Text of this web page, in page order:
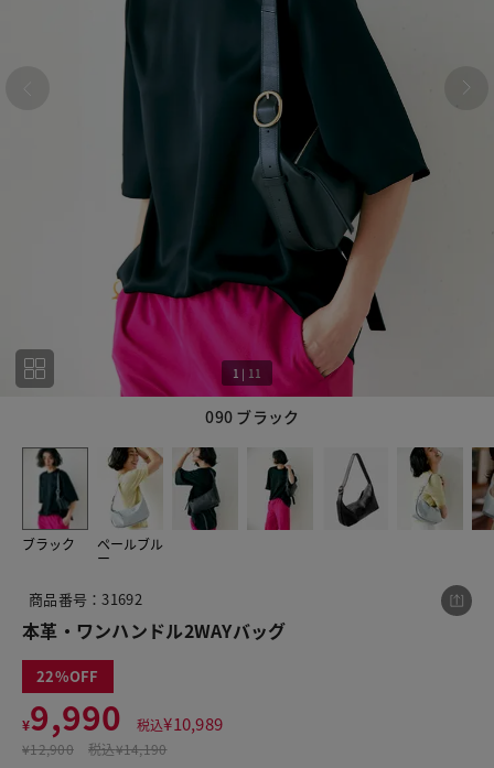
090 ブラック
1 | 11
ブラック ペールブル
ー
商品番号：31692
本革・ワンハンドル2WAYバッグ
22
¥9,990 税込¥10,989
¥12,900 税込¥14,190
この商品をシェアする
¥9,990
税込¥10,989